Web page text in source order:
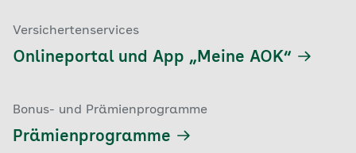
Versichertenservices
Onlineportal und App „Meine AOK“
Bonus- und Prämienprogramme
Prämienprogramme